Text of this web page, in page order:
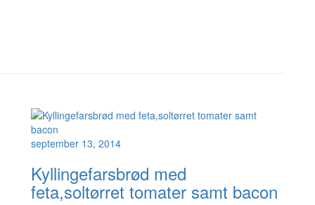
september 13, 2014
Kyllingefarsbrød med
feta,soltørret tomater samt bacon